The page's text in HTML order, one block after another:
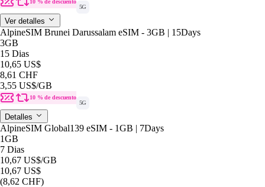
5G
Ver detalles
AlpineSIM Brunei Darussalam eSIM - 3GB | 15Days
3GB
15 Dias
10,65 US$
8,61 CHF
3,55 US$/GB
10 % de descuento
5G
Detalles
AlpineSIM Global139 eSIM - 1GB | 7Days
1GB
7 Dias
10,67 US$/GB
10,67 US$
(8,62 CHF)